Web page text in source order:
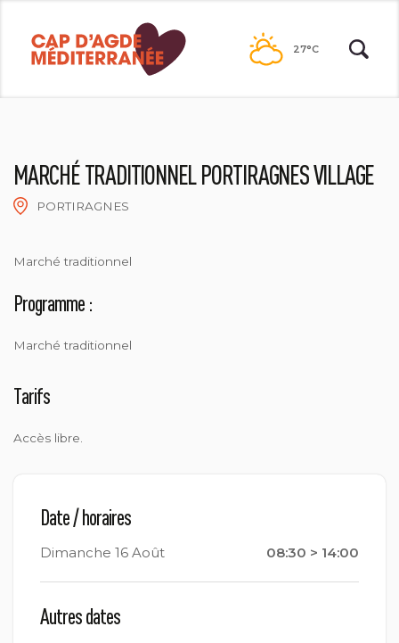
contenu
27°C
MARCHÉ TRADITIONNEL PORTIRAGNES VILLAGE
PORTIRAGNES
Marché traditionnel
Programme :
Marché traditionnel
Tarifs
Accès libre.
Date / horaires
Dimanche 16 Août 08:30 > 14:00
Autres dates